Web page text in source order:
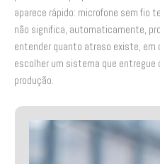
aparece rápido: microfone sem fio
não significa, automaticamente,
entender quanto atraso existe, em
escolher um sistema que
produção.